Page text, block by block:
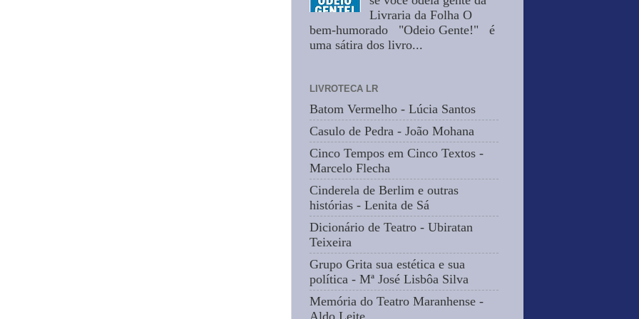
Livraria da Folha O
bem-humorado "Odeio Gente!" é
uma sátira dos livro...
LIVROTECA LR
Batom Vermelho - Lúcia Santos
Casulo de Pedra - João Mohana
Cinco Tempos em Cinco Textos -
Marcelo Flecha
Cinderela de Berlim e outras
histórias - Lenita de Sá
Dicionário de Teatro - Ubiratan
Teixeira
Grupo Grita sua estética e sua
política - Mª José Lisbôa Silva
Memória do Teatro Maranhense -
Aldo Leite